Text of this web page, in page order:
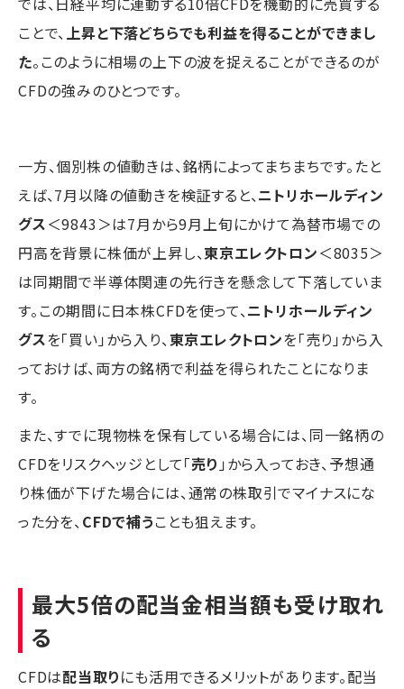
ことで、上昇と下落どちらでも利益を得ることができまし
た。このように相場の上下の波を捉えることができるのが
CFDの強みのひとつです。
一方、個別株の値動きは、銘柄によってまちまちです。たと
えば、7月以降の値動きを検証すると、ニトリホールディン
グス＜9843＞は7月から9月上旬にかけて為替市場での
円高を背景に株価が上昇し、東京エレクトロン＜8035＞
は同期間で半導体関連の先行きを懸念して下落していま
す。この期間に日本株CFDを使って、ニトリホールディン
グスを「買い」から入り、東京エレクトロンを「売り」から入
っておけば、両方の銘柄で利益を得られたことになりま
す。
また、すでに現物株を保有している場合には、同一銘柄の
CFDをリスクヘッジとして「売り 」から入っておき、予想通
り株価が下げた場合には、通常の株取引でマイナスにな
った分を、CFDで補うことも狙えます。
最大5倍の配当金相当額も受け取れ
る
CFDは配当取りにも活用できるメリットがあります。配当